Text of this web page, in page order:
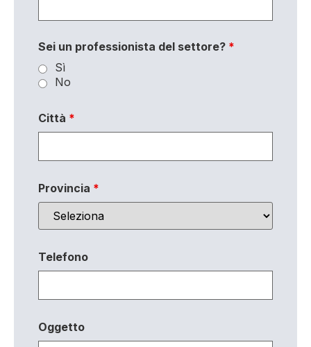
Sei un professionista del settore? *
Sì
No
Città *
Provincia *
Telefono
Oggetto